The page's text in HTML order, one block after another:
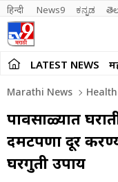
हिन्दी News9 ಕನ್ನಡ
LATEST NEWS
Marathi News Health
पावसाळ्यात
दमटपणा दूर
घरगुती उपाय